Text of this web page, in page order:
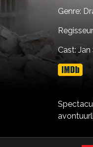
Genre:
Cast: Jan